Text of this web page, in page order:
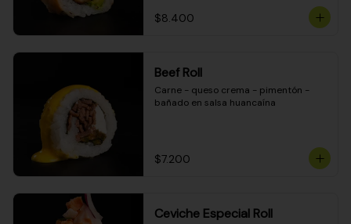
$8.400
Beef Roll
Carne - queso crema - pimentón -
bañado en salsa huancaína
$7.200
Ceviche Especial Roll